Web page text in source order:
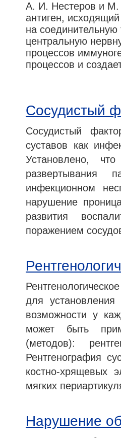
А. И. Нестеров и М.
антиген,
на соединительную
центральную
процессов
процессов и
Сосудистый
Сосудистый
суставов как
Установлено,
развертывания
инфекционном
нарушение
развития
поражением
для
возможности у
может быть
(методов):
Рентгенография
костно-хрящевых
мягких
Нарушение